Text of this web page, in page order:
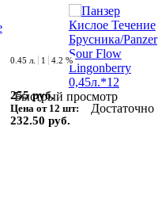
Быстрый просмотр
0.45 л. 1 4.2 %
255 руб.
Цена от 12 шт:
232.50 руб.
Достаточно